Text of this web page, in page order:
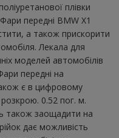
плівки
передні BMW X1
а також прискорити
Лекала для
моделей автомобілів
передні на
є в цифровому
0.52 пог. м.
також заощадити на
дає можливість